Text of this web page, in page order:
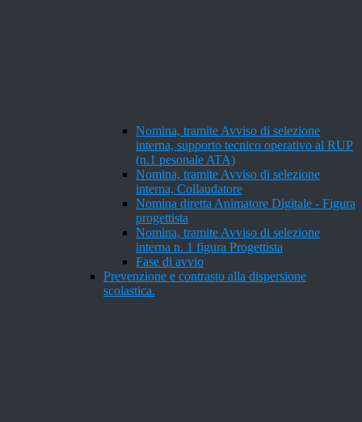
Nomina, tramite Avviso di selezione
interna, supporto tecnico operativo al RUP
(n.1 pesonale ATA)
Nomina, tramite Avviso di selezione
interna, Collaudatore
Nomina diretta Animatore Digitale - Figura
progettista
Nomina, tramite Avviso di selezione
interna n. 1 figura Progettista
Fase di avvio
Prevenzione e contrasto alla dispersione
scolastica.